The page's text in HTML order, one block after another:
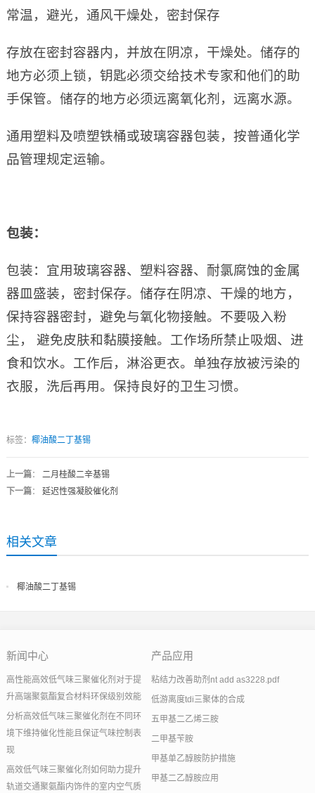
常温，避光，通风干燥处，密封保存
存放在密封容器内，并放在阴凉，干燥处。储存的
地方必须上锁，钥匙必须交给技术专家和他们的助
手保管。储存的地方必须远离氧化剂，远离水源。
通用塑料及喷塑铁桶或玻璃容器包装，按普通化学
品管理规定运输。
包装：
包装：宜用玻璃容器、塑料容器、耐氯腐蚀的金属
器皿盛装，密封保存。储存在阴凉、干燥的地方，
保持容器密封，避免与氧化物接触。不要吸入粉
尘， 避免皮肤和黏膜接触。工作场所禁止吸烟、进
食和饮水。工作后，淋浴更衣。单独存放被污染的
衣服，洗后再用。保持良好的卫生习惯。
标签： 椰油酸二丁基锡
上一篇： 二月桂酸二辛基锡
下一篇： 延迟性强凝胶催化剂
相关文章
椰油酸二丁基锡
新闻中心
高性能高效低气味三聚催化剂对于提
升高端聚氨酯复合材料环保级别效能
分析高效低气味三聚催化剂在不同环
境下维持催化性能且保证气味控制表
现
高效低气味三聚催化剂如何助力提升
轨道交通聚氨酯内饰件的室内空气质
产品应用
粘结力改善助剂nt add as3228.pdf
低游离度tdi三聚体的合成
五甲基二乙烯三胺
二甲基苄胺
甲基单乙醇胺防护措施
甲基二乙醇胺应用